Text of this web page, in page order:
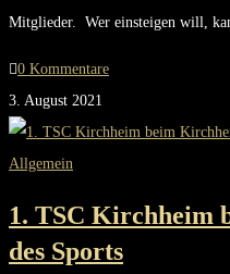
Mitglieder. Wer einsteigen will,
0 Kommentare
3. August 2021
Allgemein
1. TSC Kirchheim
des Sports